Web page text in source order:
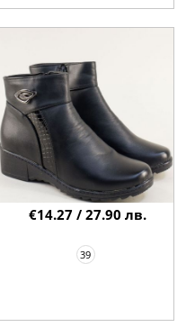
39
€14.27 / 27.90 лв.